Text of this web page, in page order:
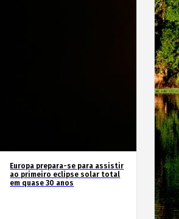
Europa prepara-se para assistir
ao primeiro eclipse solar total
em quase 30 anos